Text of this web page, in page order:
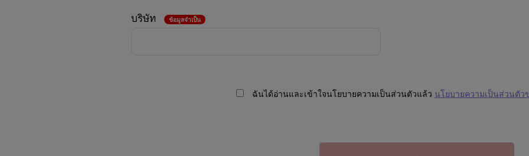
บริษัท ข้อมูลจำเป็น
ฉันได้อ่านและเข้าใจนโยบายความเป็นส่วนตัวแล้ว นโยบายความเป็นส่วนตัว